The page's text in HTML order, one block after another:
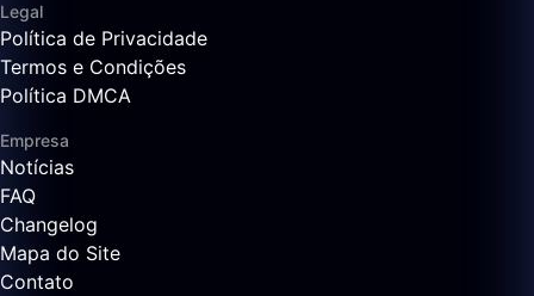
Legal
Política de Privacidade
Termos e Condições
Política DMCA
Empresa
Notícias
FAQ
Changelog
Mapa do Site
Contato